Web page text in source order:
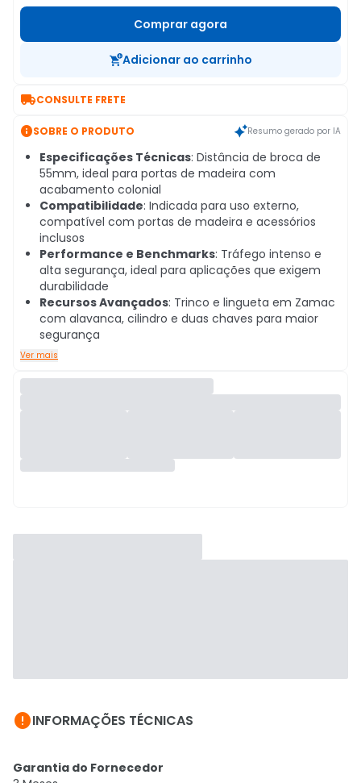
Comprar agora
Adicionar ao carrinho
CONSULTE FRETE
SOBRE O PRODUTO Resumo gerado por IA
Especificações Técnicas: Distância de broca de
55mm, ideal para portas de madeira com
acabamento colonial
Compatibilidade: Indicada para uso externo,
compatível com portas de madeira e acessórios
inclusos
Performance e Benchmarks: Tráfego intenso e
alta segurança, ideal para aplicações que exigem
durabilidade
Recursos Avançados: Trinco e lingueta em Zamac
com alavanca, cilindro e duas chaves para maior
segurança
Ver mais
INFORMAÇÕES TÉCNICAS
Garantia do Fornecedor